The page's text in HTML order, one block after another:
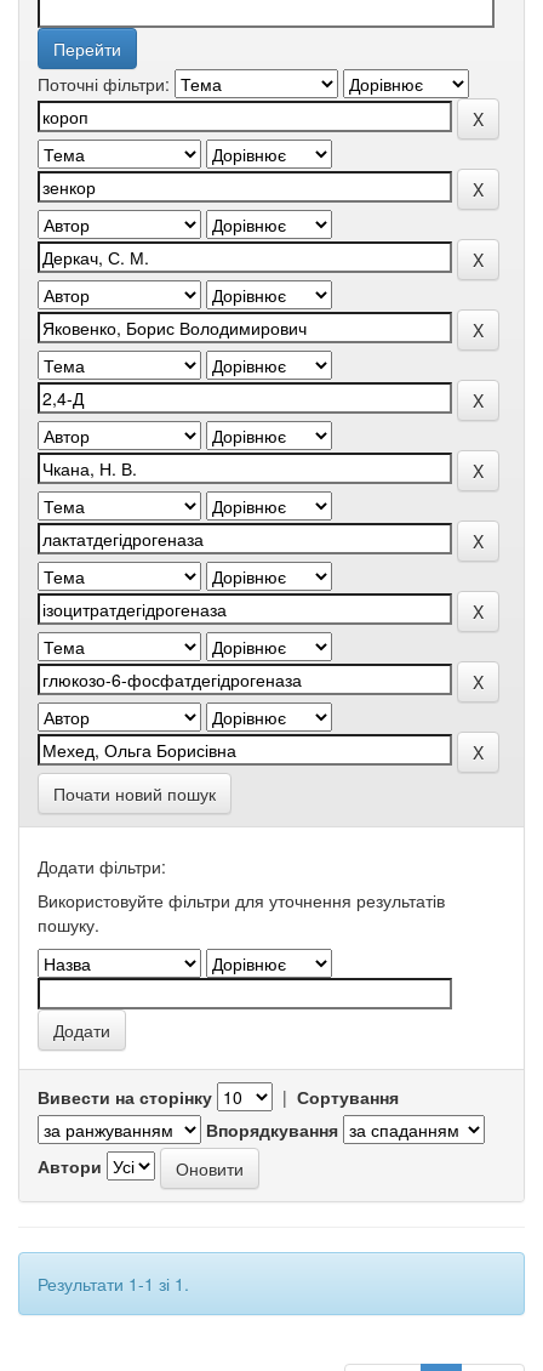
Поточні фільтри:
Почати новий пошук
Додати фільтри:
Використовуйте фільтри для уточнення результатів
пошуку.
Вивести на сторінку | Сортування
Впорядкування
Автори
Результати 1-1 зі 1.